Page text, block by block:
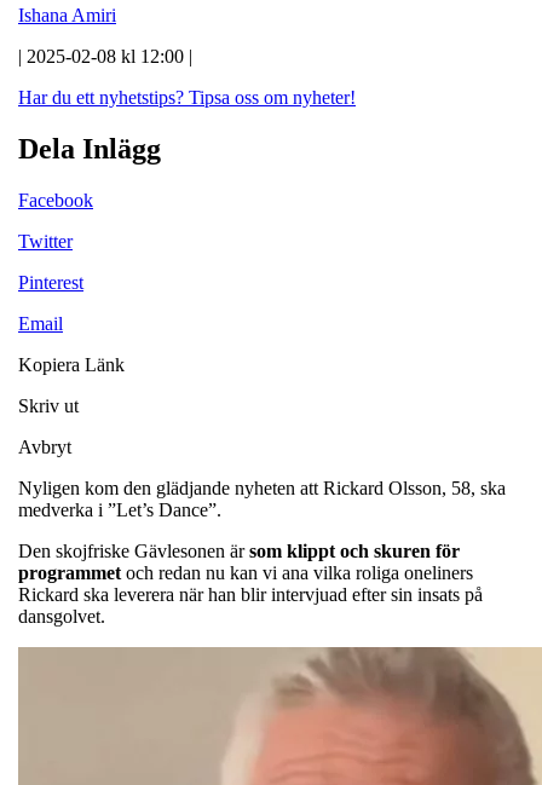
Ishana Amiri
| 2025-02-08 kl 12:00 |
Har du ett nyhetstips? Tipsa oss om nyheter!
Dela Inlägg
Facebook
Twitter
Pinterest
Email
Kopiera Länk
Skriv ut
Avbryt
Nyligen kom den glädjande nyheten att Rickard Olsson, 58, ska
medverka i ”Let’s Dance”.
Den skojfriske Gävlesonen ärsom klippt och skuren för
programmet och redan nu kan vi ana vilka roliga oneliners
Rickard ska leverera när han blir intervjuad efter sin insats på
dansgolvet.